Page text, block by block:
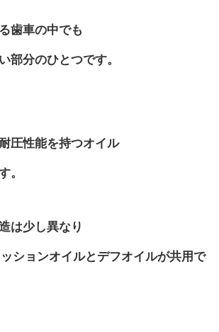
歯車の中でも
部分のひとつです。
圧性能を持つオイル
。
は少し異なり
ションオイルとデフオイルが共用で